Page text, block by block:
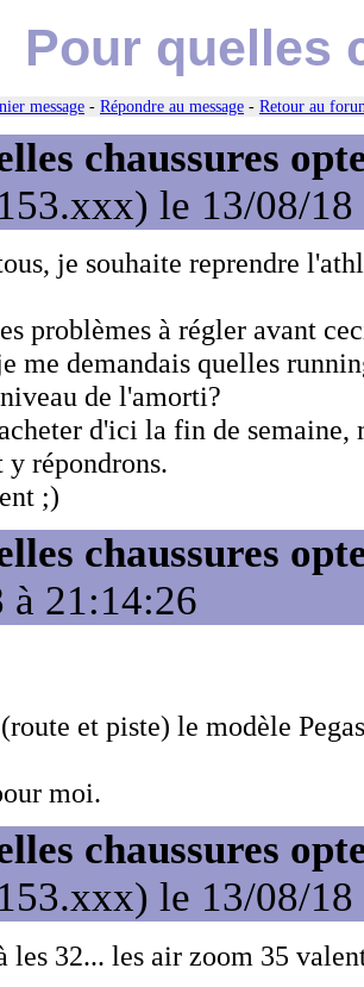
Pour quelles
message - Répondre au message - Retour au
chaussures
le 13/08/18
je souhaite reprendre
problèmes à régler avant
me demandais quelles
de l'amorti?
d'ici la fin de
y répondrons.
;)
chaussures
à 21:14:26
et piste) le modèle
moi.
chaussures
le 13/08/18
les 32... les air zoom 35